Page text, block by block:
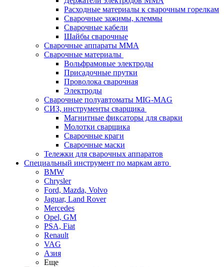
Расходные материалы к сварочным горелкам
Сварочные зажимы, клеммы
Сварочные кабели
Шайбы сварочные
Сварочные аппараты MMA
Сварочные материалы
Вольфрамовые электроды
Присадочные прутки
Проволока сварочная
Электроды
Сварочные полуавтоматы MIG-MAG
СИЗ, инструменты сварщика
Магнитные фиксаторы для сварки
Молотки сварщика
Сварочные краги
Сварочные маски
Тележки для сварочных аппаратов
Специальный инструмент по маркам авто
BMW
Chrysler
Ford, Mazda, Volvo
Jaguar, Land Rover
Mercedes
Opel, GM
PSA, Fiat
Renault
VAG
Азия
Еще